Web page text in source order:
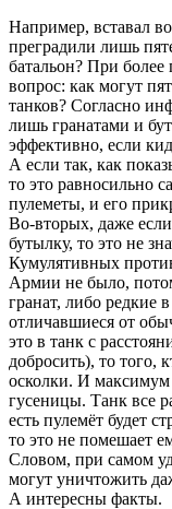
Например, вставал
преградили лишь
батальон? При
вопрос: как могут
танков? Согласно
лишь гранатами и
эффективно, если
А если так, как
то это равносильно
пулеметы, и его
Во-вторых, даже если
бутылку, то это не
Кумулятивных
Армии не было,
гранат, либо редкие
отличавшиеся от
это в танк с
добросить), то того,
осколки. И
гусеницы. Танк все
есть пулемёт будет
то это не помешает
Словом, при самом
могут уничтожить
А интересны факты.